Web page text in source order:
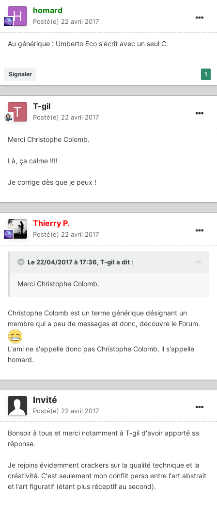
homard
Posté(e) 22 avril 2017
Au générique : Umberto Eco s'écrit avec un seul C.
1
Signaler
T-gil
Posté(e) 22 avril 2017
Merci Christophe Colomb.
Là, ça calme !!!!
Je corrige dès que je peux !
Thierry P.
Posté(e) 22 avril 2017
Le 22/04/2017 à 17:36, T-gil a dit :
Merci Christophe Colomb.
Christophe Colomb est un terme générique désignant un
membre qui a peu de messages et donc, découvre le Forum.
L'ami ne s'appelle donc pas Christophe Colomb, il s'appelle
homard.
Invité
Posté(e) 22 avril 2017
Bonsoir à tous et merci notamment à T-gil d'avoir apporté sa
réponse.
Je rejoins évidemment crackers sur la qualité technique et la
créativité. C'est seulement mon conflit perso entre l'art abstrait
et l'art figuratif (étant plus réceptif au second).